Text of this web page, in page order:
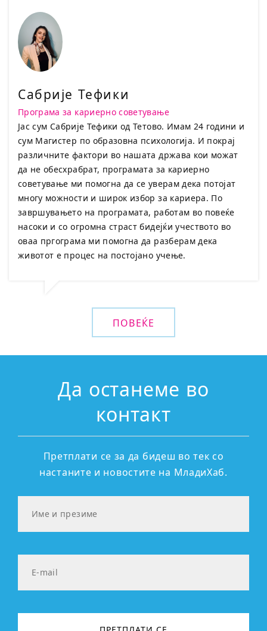
Сабрије Тефики
Програма за кариерно советување
Јас сум Сабрије Тефики од Тетово. Имам 24 години и
сум Магистер по образовна психологија. И покрај
различните фактори во нашата држава кои можат
да не обесхрабрат, програмата за кариерно
советување ми помогна да се уверам дека потојат
многу можности и широк избор за кариера. По
завршувањето на програмата, работам во повеќе
насоки и со огромна страст бидејќи учеството во
оваа пргограма ми помогна да разберам дека
животот е процес на постојано учење.
ПОВЕЌЕ
Да останеме во
контакт
Претплати се за да бидеш во тек со
настаните и новостите на МладиХаб.